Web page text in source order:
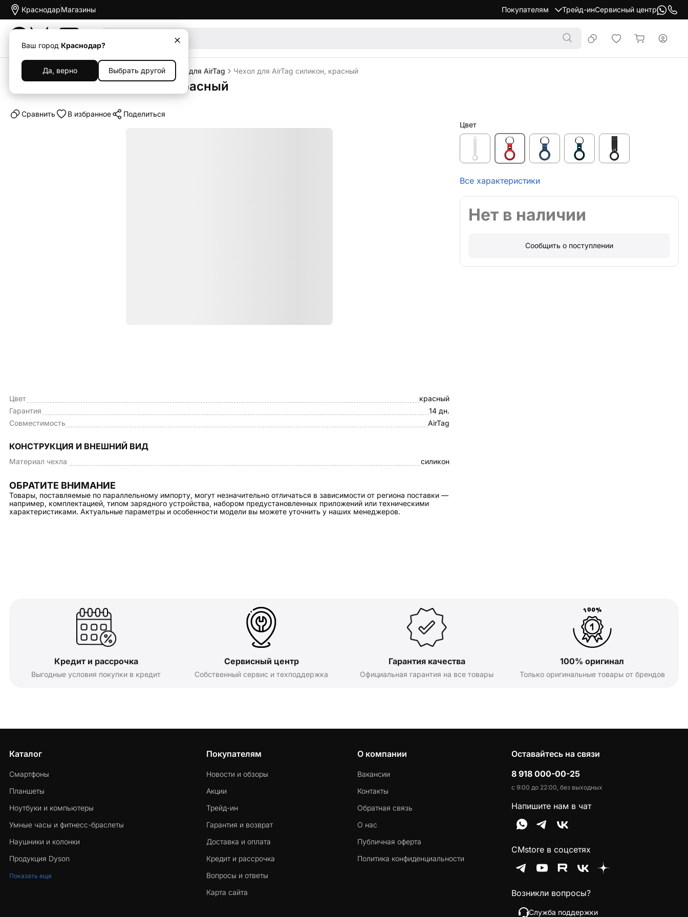
Краснодар
Ваш город Краснодар?
Да, верно Выбрать другой
Магазины Покупателям Трейд-инСервисный центр
Каталог Аксессуары Чехлы Чехлы для AirTag Чехол для AirTag силикон, красный
Чехол для AirTag силикон, красный
Cравнить В избранное Поделиться
Цвет
красный
Гарантия
14 дн.
Совместимость
AirTag
КОНСТРУКЦИЯ И ВНЕШНИЙ ВИД
Материал чехла силикон
ОБРАТИТЕ ВНИМАНИЕ
Товары, поставляемые по параллельному импорту, могут незначительно отличаться в зависимости от региона поставки —
например, комплектацией, типом зарядного устройства, набором предустановленных приложений или техническими
характеристиками. Актуальные параметры и особенности модели вы можете уточнить у наших менеджеров.
Цвет
Все характеристики
Нет в наличии
Сообщить о поступлении
Кредит и рассрочка
Выгодные условия покупки в кредит
Сервисный центр
Собственный сервис и техподдержка
Гарантия качества
Официальная гарантия на все товары
100% оригинал
Только оригинальные товары от брендов
Каталог
Смартфоны
Планшеты
Ноутбуки и компьютеры
Умные часы и фитнесс-браслеты
Наушники и колонки
Продукция Dyson
Показать еще
Покупателям
Новости и обзоры
Акции
Трейд-ин
Гарантия и возврат
Доставка и оплата
Кредит и рассрочка
Вопросы и ответы
Карта сайта
О компании
Вакансии
Контакты
Обратная связь
О нас
Публичная оферта
Политика конфиденциальности
Оставайтесь на связи
8 918 000-00-25
с 9:00 до 22:00, без выходных
Напишите нам в чат
CMstore в соцсетях
Возникли вопросы?
Служба поддержки